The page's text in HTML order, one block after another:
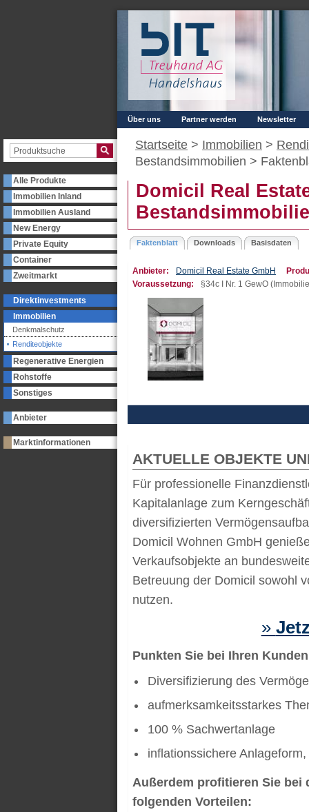
Alle Produkte
Immobilien Inland
Immobilien Ausland
New Energy
Private Equity
Container
Zweitmarkt
Direktinvestments
Immobilien
Denkmalschutz
Renditeobjekte
Regenerative Energien
Rohstoffe
Sonstiges
Anbieter
Marktinformationen
Über uns Partner werden Newsletter
Startseite > Immobilien >
Bestandsimmobilien >
Domicil Real
Faktenblatt Downloads Basisdaten
Anbieter: Domicil Real Estate GmbH
Voraussetzung:
§34c I Nr. 1 GewO
AKTUELLE OBJEKTE
Für professionelle
Kapitalanlage zum
diversifizierten
Domicil Wohnen GmbH
Verkaufsobjekte an
Betreuung der Domicil sowohl
nutzen.
»
Punkten Sie bei Ihren
Diversifizierung des
aufmerksamkeitsstarkes
100 % Sachwertanlage
inflationssichere
Außerdem profitieren Sie bei
folgenden Vorteilen: